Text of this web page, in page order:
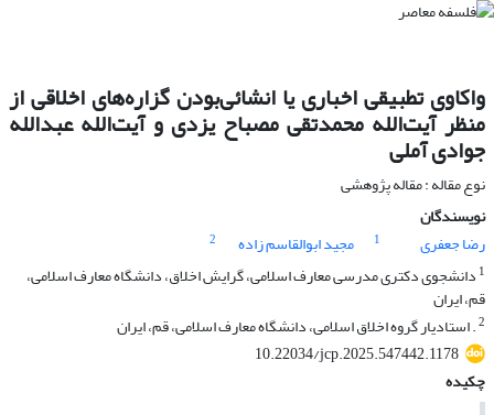
واکاوی تطبیقی اخباری یا انشائی‌بودن گزاره‌های اخلاقی از
منظر آیت‌الله محمدتقی مصباح یزدی و آیت‌الله عبدالله
جوادی آملی
نوع مقاله : مقاله پژوهشی
نویسندگان
رضا جعفری
1 مجید ابوالقاسم زاده
2
1 دانشجوی دکتری مدرسی معارف اسلامی، گرایش اخلاق، دانشگاه معارف اسلامی،
قم، ایران
2. استادیار گروه اخلاق اسلامی، دانشگاه معارف اسلامی، قم، ایران
10.22034/jcp.2025.547442.1178
چکیده